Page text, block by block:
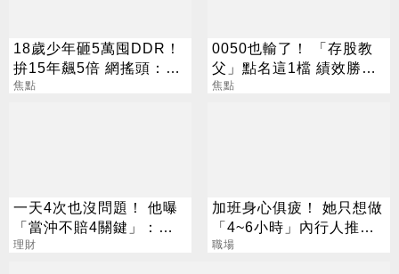
18歲少年砸5萬囤DDR！
拚15年飆5倍 網搖頭：會
報廢
焦點
0050也輸了！ 「存股教
父」點名這1檔 績效勝出
還更抗跌
焦點
一天4次也沒問題！ 他曝
「當沖不賠4關鍵」：要
賺很容易
理財
加班身心俱疲！ 她只想做
「4~6小時」內行人推這
行：月收10萬
職場